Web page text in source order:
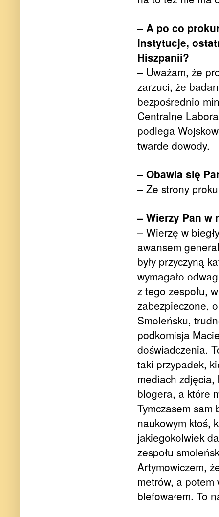
– A po co
instytucje,
Hiszpanii?
– Uważam, że
zarzuci, że
bezpośrednio
Centralne
podlega
twarde dowody.
– Obawia się
– Ze strony
– Wierzy Pan w
– Wierzę w
awansem
były przyczyną
wymagało
z tego zespołu,
zabezpieczone,
Smoleńsku,
podkomisja
doświadczenia.
taki przypadek,
mediach zdjęcia,
blogera, a które
Tymczasem sam
naukowym ktoś,
jakiegokolwiek
zespołu
Artymowiczem,
metrów, a potem
blefowałem. To